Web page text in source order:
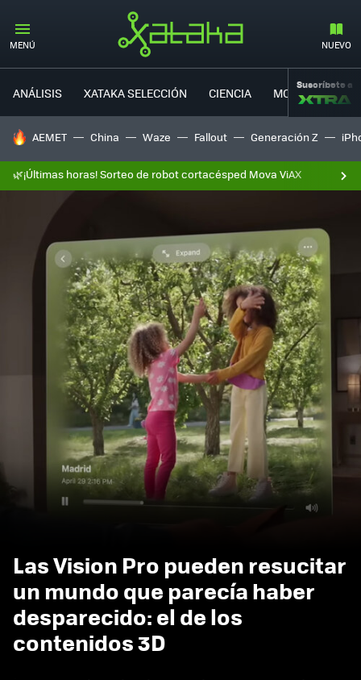
MENÚ NUEVO
ANÁLISIS XATAKA SELECCIÓN CIENCIA MOVILIDAD
Suscríbete a
HOY SE HABLA DE
AEMET China Waze Fallout Generación Z
🌿¡Últimas horas! Sorteo de robot cortacésped Mova ViAX
Las Vision Pro pueden resucitar
un mundo que parecía haber
desparecido: el de los
contenidos 3D